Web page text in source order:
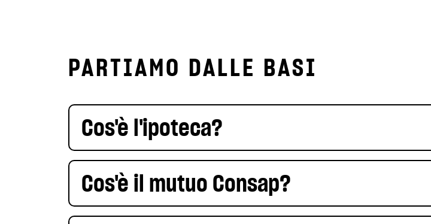
PARTIAMO DALLE BASI
Cos'è l'ipoteca?
Cos'è il mutuo Consap?